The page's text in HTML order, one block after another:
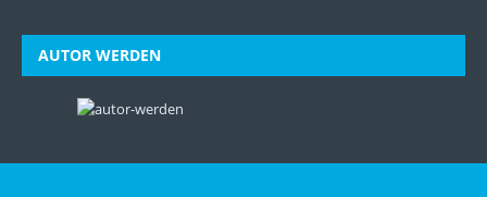
AUTOR WERDEN